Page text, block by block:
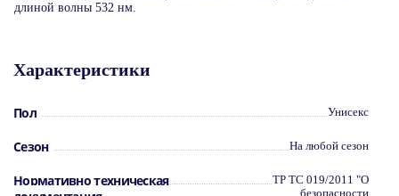
длиной волны 532 нм.
Характеристики
Пол Унисекс
Сезон На любой сезон
Нормативно техническая
ТР ТС 019/2011 "О
безопасности